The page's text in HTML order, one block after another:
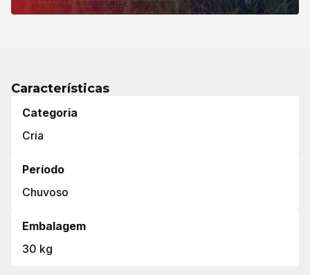
Características
Categoria
Cria
Período
Chuvoso
Embalagem
30 kg